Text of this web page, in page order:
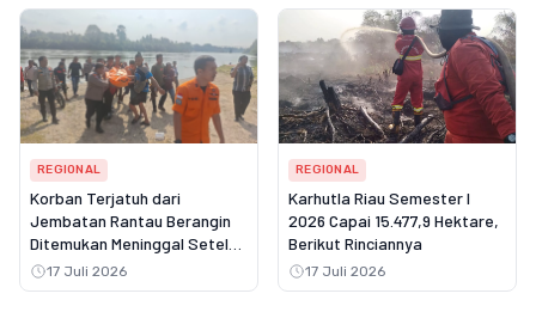
REGIONAL
Korban Terjatuh dari
Jembatan Rantau Berangin
Ditemukan Meninggal Setelah
Tiga Hari Pencarian
17 Juli 2026
REGIONAL
Karhutla Riau Semester I
2026 Capai 15.477,9 Hektare,
Berikut Rinciannya
17 Juli 2026